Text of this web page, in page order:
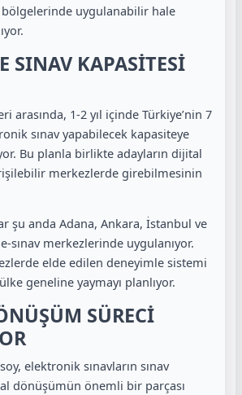
bölgelerinde uygulanabilir hale
SINAV KAPASİTESİ
arasında, 1-2 yıl içinde Türkiye’nin 7
sınav yapabilecek kapasiteye
Bu planla birlikte adayların dijital
merkezlerde girebilmesinin
şu anda Adana, Ankara, İstanbul ve
sınav merkezlerinde uygulanıyor.
elde edilen deneyimle sistemi
geneline yaymayı planlıyor.
SÜRECİ
elektronik sınavların sınav
dönüşümün önemli bir parçası